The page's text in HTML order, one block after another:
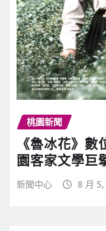
桃園新聞
《魯冰花》
園客家文學巨
新聞中心 8 月